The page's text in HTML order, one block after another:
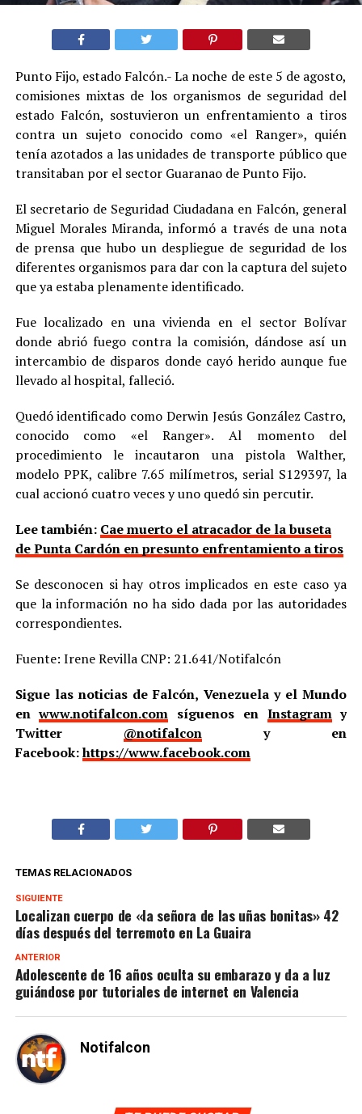
Punto Fijo, estado Falcón.- La noche de este 5 de agosto,
comisiones mixtas de los organismos de seguridad del
estado Falcón, sostuvieron un enfrentamiento a tiros
contra un sujeto conocido como «el Ranger», quién
tenía azotados a las unidades de transporte público que
transitaban por el sector Guaranao de Punto Fijo.
El secretario de Seguridad Ciudadana en Falcón, general
Miguel Morales Miranda, informó a través de una nota
de prensa que hubo un despliegue de seguridad de los
diferentes organismos para dar con la captura del sujeto
que ya estaba plenamente identificado.
Fue localizado en una vivienda en el sector Bolívar
donde abrió fuego contra la comisión, dándose así un
intercambio de disparos donde cayó herido aunque fue
llevado al hospital, falleció.
Quedó identificado como Derwin Jesús González Castro,
conocido como «el Ranger». Al momento del
procedimiento le incautaron una pistola Walther,
modelo PPK, calibre 7.65 milímetros, serial S129397, la
cual accionó cuatro veces y uno quedó sin percutir.
Lee también: Cae muerto el atracador de la buseta
de Punta Cardón en presunto enfrentamiento a tiros
Se desconocen si hay otros implicados en este caso ya
que la información no ha sido dada por las autoridades
correspondientes.
Fuente: Irene Revilla CNP: 21.641/Notifalcón
Sigue las noticias de Falcón, Venezuela y el Mundo
enwww.notifalcon.com síguenos en Instagramy
Twitter @notifalcony en
Facebook:https://www.facebook.com
TEMAS RELACIONADOS
SIGUIENTE
Localizan cuerpo de «la señora de las uñas bonitas» 42
días después del terremoto en La Guaira
ANTERIOR
Adolescente de 16 años oculta su embarazo y da a luz
guiándose por tutoriales de internet en Valencia
Notifalcon